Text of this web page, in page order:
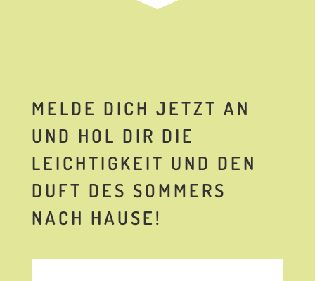
MELDE DICH JETZT AN
UND HOL DIR DIE
LEICHTIGKEIT UND DEN
DUFT DES SOMMERS
NACH HAUSE!